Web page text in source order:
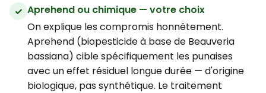
Aprehend ou chimique — votre choix
On explique les compromis honnêtement.
Aprehend (biopesticide à base de Beauveria
bassiana) cible spécifiquement les punaises
avec un effet résiduel longue durée — d'origine
biologique, pas synthétique. Le traitement